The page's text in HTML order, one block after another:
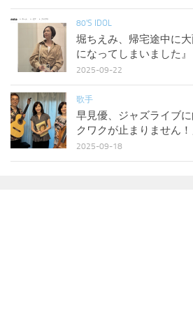
80'S IDOL
堀ちえみ、帰宅途中に
になってしまいました』
2025-09-22
歌手
早見優、ジャズライブ
クワクが止まりません！
2025-09-18